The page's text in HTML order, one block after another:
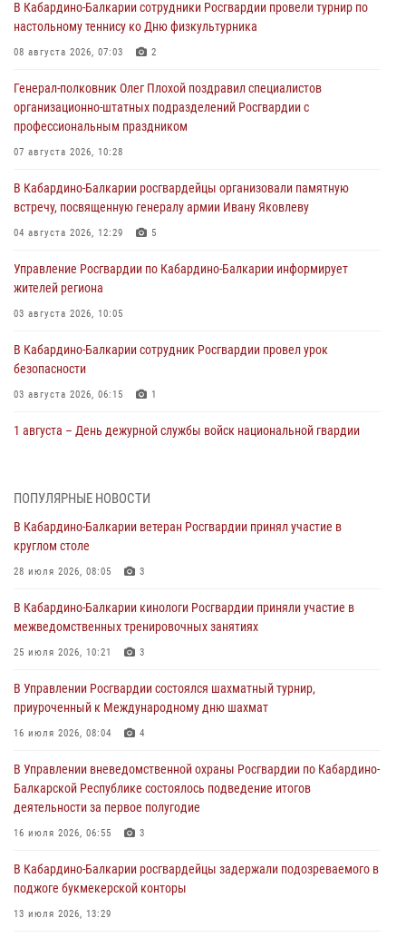
В Кабардино-Балкарии сотрудники Росгвардии провели турнир по
настольному теннису ко Дню физкультурника
08 августа 2026, 07:03 2
Генерал-полковник Олег Плохой поздравил специалистов
организационно-штатных подразделений Росгвардии с
профессиональным праздником
07 августа 2026, 10:28
В Кабардино-Балкарии росгвардейцы организовали памятную
встречу, посвященную генералу армии Ивану Яковлеву
04 августа 2026, 12:29 5
Управление Росгвардии по Кабардино-Балкарии информирует
жителей региона
03 августа 2026, 10:05
В Кабардино‑Балкарии сотрудник Росгвардии провел урок
безопасности
03 августа 2026, 06:15 1
1 августа – День дежурной службы войск национальной гвардии
мировой войне 1914-1918 годов
01 августа 2026, 07:30
поздравил специалистов подразделений тыла с профессиональным
праздником
01 августа 2026, 00:10
Росгвардия обеспечивает безопасность граждан на южном
направлении
31 июля 2026, 09:22
Состоялась рабочая встреча директора Росгвардии Героя России
генерала армии Виктора Золотова с заместителем полномочного
представителя Президента Российской Федерации в Северо-
Кавказском федеральном округе Виталием Кузнецовым
ПОПУЛЯРНЫЕ НОВОСТИ
В Кабардино-Балкарии ветеран Росгвардии принял участие в
круглом столе
28 июля 2026, 08:05 3
В Кабардино-Балкарии кинологи Росгвардии приняли участие в
межведомственных тренировочных занятиях
25 июля 2026, 10:21 3
В Управлении Росгвардии состоялся шахматный турнир,
приуроченный к Международному дню шахмат
16 июля 2026, 08:04 4
В Управлении вневедомственной охраны Росгвардии по Кабардино-
Балкарской Республике состоялось подведение итогов
деятельности за первое полугодие
16 июля 2026, 06:55 3
В Кабардино-Балкарии росгвардейцы задержали подозреваемого в
поджоге букмекерской конторы
13 июля 2026, 13:29